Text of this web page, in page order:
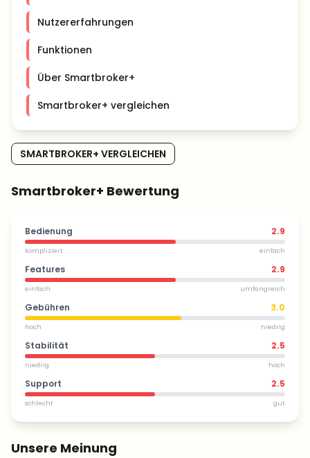
Nutzererfahrungen
Funktionen
Über Smartbroker+
Smartbroker+ vergleichen
SMARTBROKER+ VERGLEICHEN
Smartbroker+ Bewertung
Bedienung 2.9
kompliziert einfach
Features 2.9
einfach umfangreich
Gebühren 3.0
hoch niedrig
Stabilität 2.5
niedrig hoch
Support 2.5
schlecht gut
Unsere Meinung